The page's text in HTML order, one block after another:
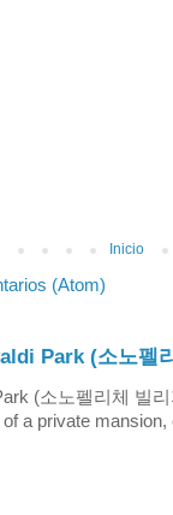
Inicio
(Atom)
Park (소노펠
(소노펠리체 빌
a private